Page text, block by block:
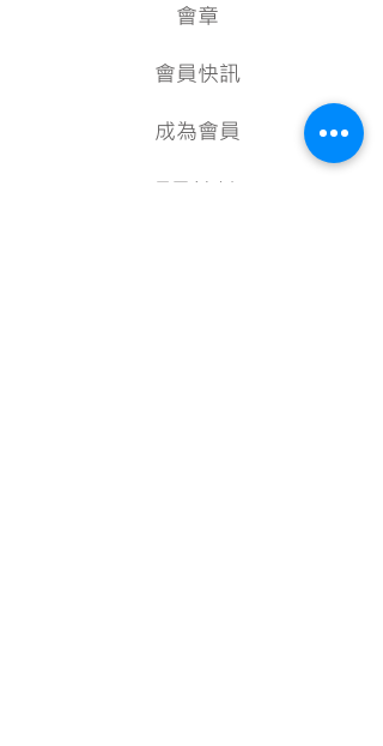
會章
會員快訊
成為會員
項目計劃